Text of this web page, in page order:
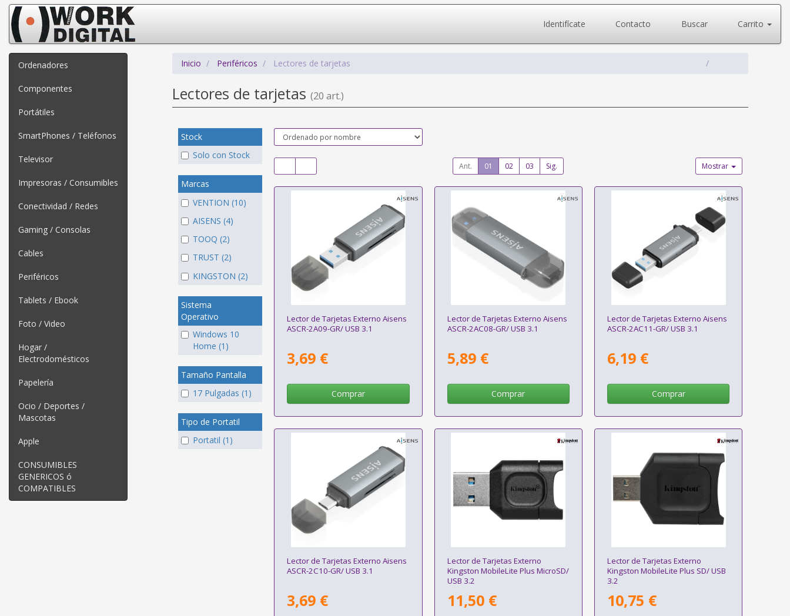
Identifícate Contacto Buscar Carrito
Ordenadores
Componentes
Portátiles
SmartPhones / Teléfonos
Televisor
Impresoras / Consumibles
Conectividad / Redes
Gaming / Consolas
Cables
Periféricos
Tablets / Ebook
Foto / Video
Hogar /
Electrodomésticos
Papelería
Ocio / Deportes /
Mascotas
Apple
CONSUMIBLES
GENERICOS ó
COMPATIBLES
Inicio Periféricos Lectores de tarjetas
Lectores de tarjetas (20 art.)
Stock
Solo con Stock
Marcas
VENTION (10)
AISENS (4)
TOOQ (2)
TRUST (2)
KINGSTON (2)
Sistema
Operativo
Windows 10
Home (1)
Tamaño Pantalla
17 Pulgadas (1)
Tipo de Portatil
Portatil (1)
Ant. 01 02 03 Sig. Mostrar
Lector de Tarjetas Externo Aisens
ASCR-2A09-GR/ USB 3.1
3,69 €
Comprar
Lector de Tarjetas Externo Aisens
ASCR-2AC08-GR/ USB 3.1
5,89 €
Comprar
Lector de Tarjetas Externo Aisens
ASCR-2AC11-GR/ USB 3.1
6,19 €
Comprar
Lector de Tarjetas Externo Aisens
ASCR-2C10-GR/ USB 3.1
3,69 €
Lector de Tarjetas Externo
Kingston MobileLite Plus MicroSD/
USB 3.2
11,50 €
Lector de Tarjetas Externo
Kingston MobileLite Plus SD/ USB
3.2
10,75 €